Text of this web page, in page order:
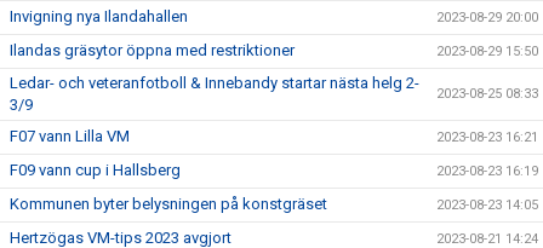
Invigning nya Ilandahallen 2023-08-29 20:00
Ilandas gräsytor öppna med restriktioner 2023-08-29 15:50
Ledar- och veteranfotboll & Innebandy startar nästa helg 2-
3/9
2023-08-25 08:33
F07 vann Lilla VM 2023-08-23 16:21
F09 vann cup i Hallsberg 2023-08-23 16:19
Kommunen byter belysningen på konstgräset 2023-08-23 14:05
Hertzögas VM-tips 2023 avgjort 2023-08-21 14:24